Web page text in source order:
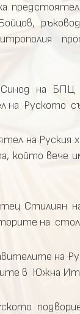
на БПЦ
на Руското
на Руския
вече
Стилиян
на
на
в Южна